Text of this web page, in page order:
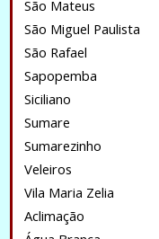
São Mateus
São Miguel Paulista
São Rafael
Sapopemba
Siciliano
Sumare
Sumarezinho
Veleiros
Vila Maria Zelia
Aclimação